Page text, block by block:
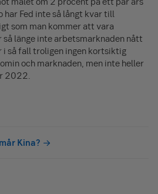
Fed inte så långt kvar till
som man kommer att vara
länge inte arbetsmarknaden nått
i så fall troligen ingen kortsiktig
och marknaden, men inte heller
2022.
Kina?